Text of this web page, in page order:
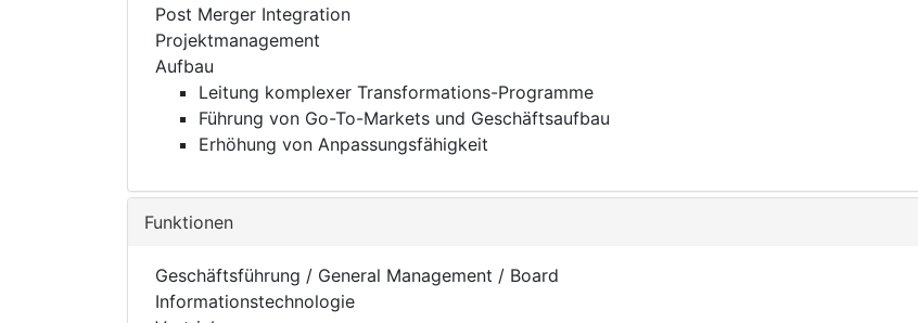
Post Merger Integration
Projektmanagement
Aufbau
Leitung komplexer Transformations-Programme
Führung von Go-To-Markets und Geschäftsaufbau
Erhöhung von Anpassungsfähigkeit
Funktionen
Geschäftsführung / General Management / Board
Informationstechnologie